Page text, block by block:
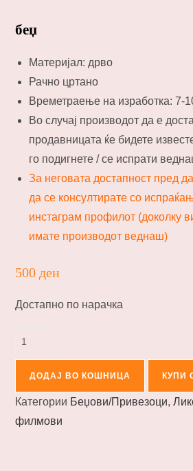
беџ
Материјал: дрво
Рачно цртано
Времетраење на изработка: 7-
Во случај производот да е
продавницата ќе бидете
го подигнете / се испрати
За неговата достапност пред
да се консултирате со
инстаграм профилот (доколку
имате производот веднаш)
500 ден
Достапно по нарачка
ДОДАЈ ВО КОШНИЦА КУПИ
Категории Беџови/Привезоци,
филмови